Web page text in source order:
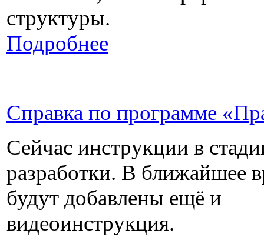
структуры.
Подробнее
Справка по программе
Сейчас инструкции в
разработки. В ближайшее
будут добавлены ещё и
видеоинструкция.